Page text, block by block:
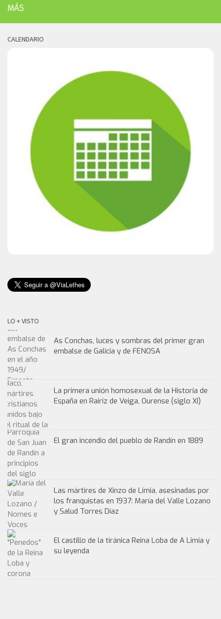
MÁS
CALENDARIO
LO + VISTO
As Conchas, luces y sombras del primer gran
embalse de Galicia y de FENOSA
La primera unión homosexual de la Historia de
España en Rairiz de Veiga, Ourense (siglo XI)
El gran incendio del pueblo de Randín en 1889
Las mártires de Xinzo de Limia, asesinadas por
los franquistas en 1937: María del Valle Lozano
y Salud Torres Díaz
El castillo de la tiránica Reina Loba de A Limia y
su leyenda